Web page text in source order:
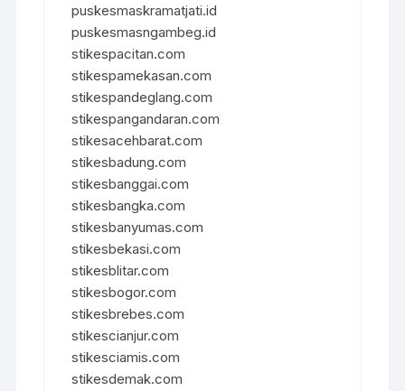
puskesmaskramatjati.id
puskesmasngambeg.id
stikespacitan.com
stikespamekasan.com
stikespandeglang.com
stikespangandaran.com
stikesacehbarat.com
stikesbadung.com
stikesbanggai.com
stikesbangka.com
stikesbanyumas.com
stikesbekasi.com
stikesblitar.com
stikesbogor.com
stikesbrebes.com
stikescianjur.com
stikesciamis.com
stikesdemak.com